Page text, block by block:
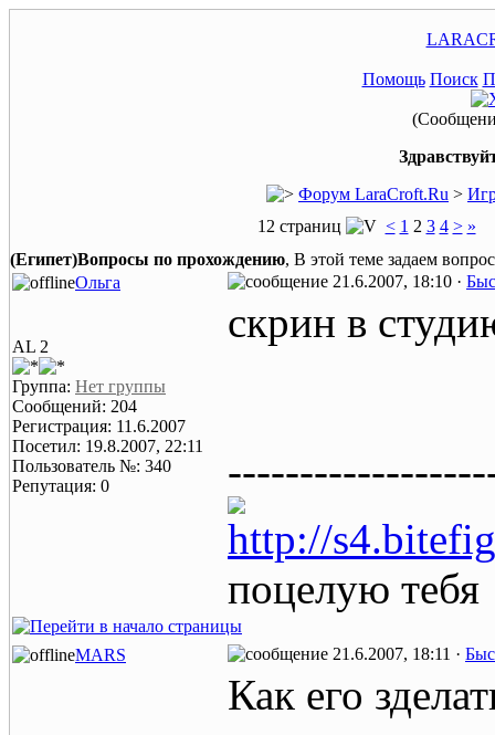
Помощь Поиск
Форум LaraCroft.Ru >
12 страниц
< 1 2 3 4 > »
(Египет)Вопросы по прохождению, В этой теме задаем
Ольга
21.6.2007, 18:10 ·
AL 2
Группа: Нет группы
Сообщений: 204
Регистрация: 11.6.2007
Посетил: 19.8.2007, 22:11
Пользователь №: 340
Репутация: 0
скрин в
http://
поцелую тебя
MARS 21.6.2007, 18:11 ·
Как его